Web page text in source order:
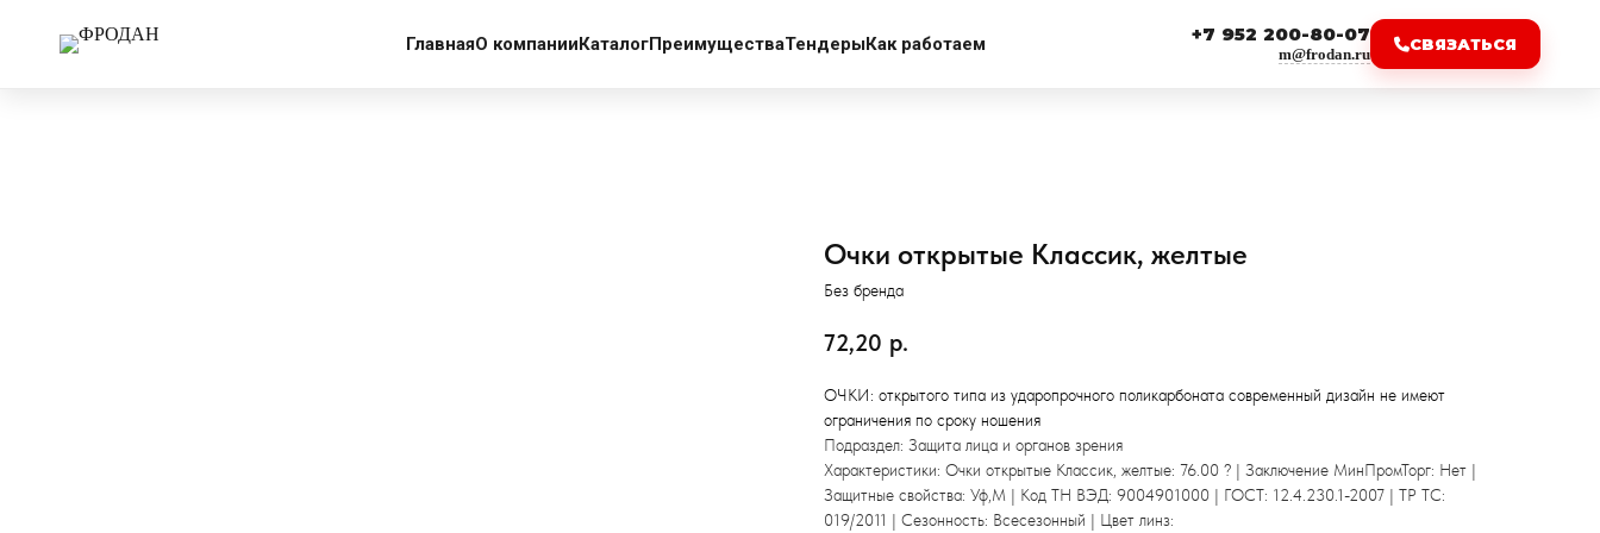
ГлавнаяО компанииКаталогПреимуществаТендерыКак работаем +7 952 200-80-07
m@frodan.ru
СВЯЗАТЬСЯ
More products
Очки открытые Классик, желтые
Без бренда
72,20 р.
ОЧКИ: открытого типа из ударопрочного поликарбоната современный дизайн не имеют
ограничения по сроку ношения
Подраздел: Защита лица и органов зрения
Характеристики: Очки открытые Классик, желтые: 76.00 ? | Заключение МинПромТорг: Нет |
Защитные свойства: Уф,М | Код ТН ВЭД: 9004901000 | ГОСТ: 12.4.230.1-2007 | ТР ТС:
019/2011 | Сезонность: Всесезонный | Цвет линз: